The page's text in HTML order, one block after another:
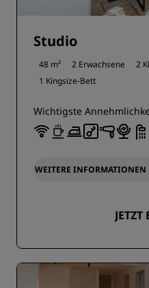
Studio
48 m² 2 Erwachsene
2
1 Kingsize-Bett
Wichtigste
WEITERE INFORMATIONEN
JETZT